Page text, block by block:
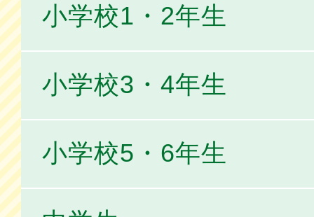
小学校1・2年生
小学校3・4年生
小学校5・6年生